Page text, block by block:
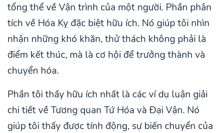
tổng thể về Vận trình của một người. Phần phân
tích về Hóa Kỵ đặc biệt hữu ích. Nó giúp tôi nhìn
nhận những khó khăn, thử thách không phải là
điểm kết thúc, mà là cơ hội để trưởng thành và
chuyển hóa.
Phần tôi thấy hữu ích nhất là các ví dụ luận giải
chi tiết về Tương quan Tứ Hóa và Đại Vận. Nó
giúp tôi thấy được tính động, sự biến chuyển của